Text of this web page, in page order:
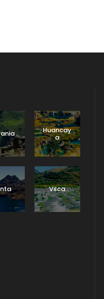
Huancay
a
Vilca